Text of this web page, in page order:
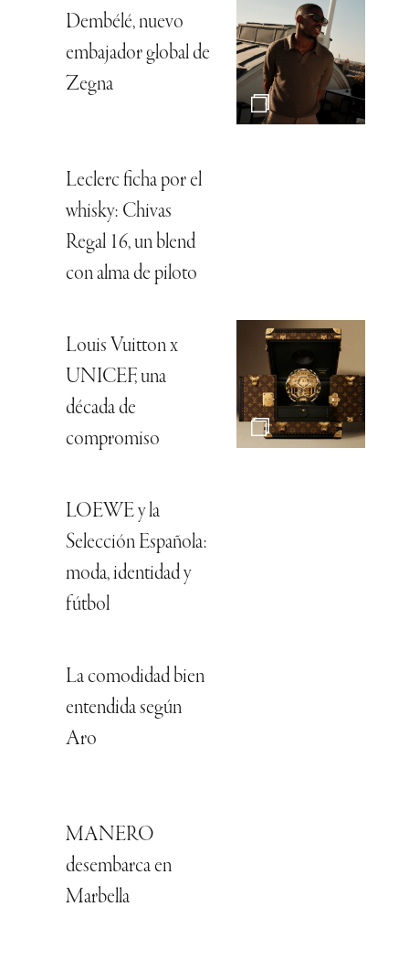
Dembélé, nuevo
embajador global de
Zegna
Leclerc ficha por el
whisky: Chivas
Regal 16, un blend
con alma de piloto
Louis Vuitton x
UNICEF, una
década de
compromiso
LOEWE y la
Selección Española:
moda, identidad y
fútbol
La comodidad bien
entendida según
Aro
MANERO
desembarca en
Marbella